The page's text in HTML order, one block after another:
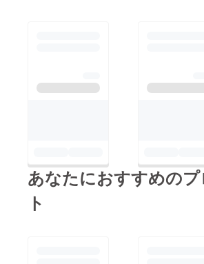
あなたにおすすめのプ
ト